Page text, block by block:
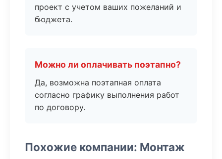
проект с учетом ваших пожеланий и
бюджета.
Можно ли оплачивать поэтапно?
Да, возможна поэтапная оплата
согласно графику выполнения работ
по договору.
Похожие компании: Монтаж